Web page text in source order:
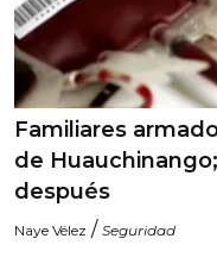
Familiares
de
después
Naye Vélez / Seguridad